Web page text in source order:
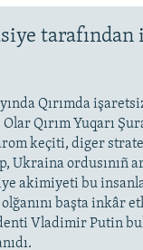
tarafından
Qırımda
Qırım Yuqarı
keçiti, diger
Ukraina ordusınıñ
akimiyeti bu
başta inkâr
Vladimir Putin